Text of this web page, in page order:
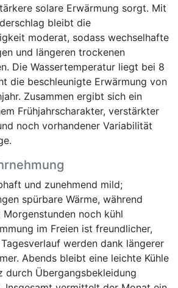
solare Erwärmung sorgt. Mit
bleibt die
moderat, sodass wechselhafte
und längeren trockenen
Die Wassertemperatur liegt bei 8
die beschleunigte Erwärmung von
Zusammen ergibt sich ein
Frühjahrscharakter, verstärkter
noch vorhandener Variabilität
und zunehmend mild;
spürbare Wärme, während
noch kühl
im Freien ist freundlicher,
werden dank längerer
Abends bleibt eine leichte Kühle
durch Übergangsbekleidung